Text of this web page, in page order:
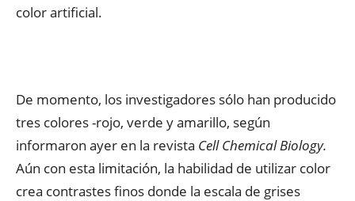
color artificial.
De momento, los investigadores sólo han producido
tres colores -rojo, verde y amarillo, según
informaron ayer en la revista Cell Chemical Biology.
Aún con esta limitación, la habilidad de utilizar color
crea contrastes finos donde la escala de grises